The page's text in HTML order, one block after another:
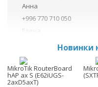
Анна
+996 770 710 050
Елена
+996 770 710 040
+996 755 710 050
Данил
+996 775 710 060
Новинки
MikroTik RouterBoard
hAP ax S (E62iUGS-
2axD5axT)